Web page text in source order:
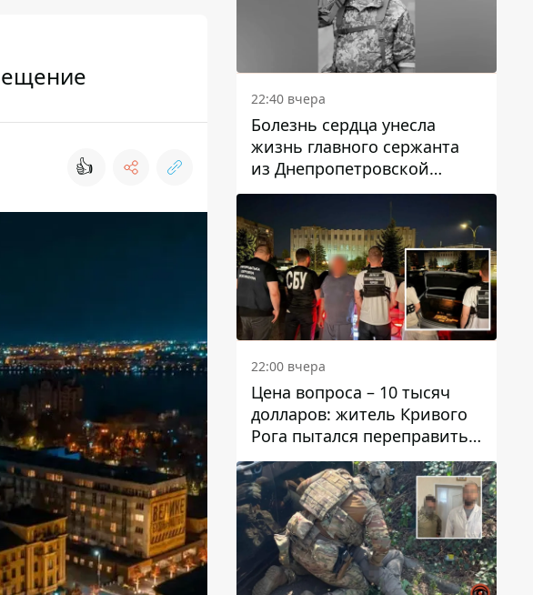
👍
22:40 вчера
Болезнь сердца унесла
жизнь главного сержанта
из Днепропетровской
области Юрия Свистуна
22:00 вчера
Цена вопроса – 10 тысяч
долларов: житель Кривого
Рога пытался переправить
мужчину в Словакию